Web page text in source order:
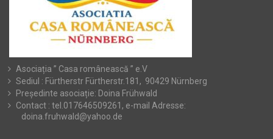
Asociația ” Casa românească ” e.V
Sediul : Fürtherstr Fürtherstr.181, 90429 Nürnberg
Președinte asociație: Doina Frühwald
Contact : tel.017646509261, e-mail Adresse:
doina.fruhwald@yahoo.de